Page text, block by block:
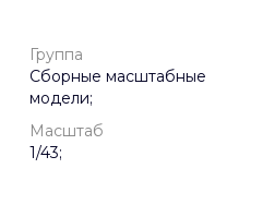
Группа
Сборные масштабные
модели;
Масштаб
1/43;